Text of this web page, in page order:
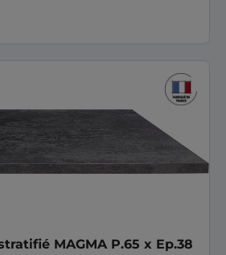
MAGMA P.65 x Ep.38